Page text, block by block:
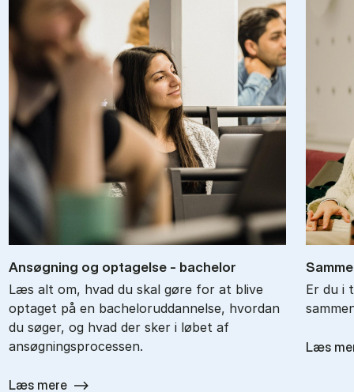
An­søg­ning og op­ta­gel­se - ba­chel­or
Læs alt om, hvad du skal gøre for at blive
optaget på en bacheloruddannelse, hvordan
du søger, og hvad der sker i løbet af
ansøgningsprocessen.
Læs mere
Er du i
Læs